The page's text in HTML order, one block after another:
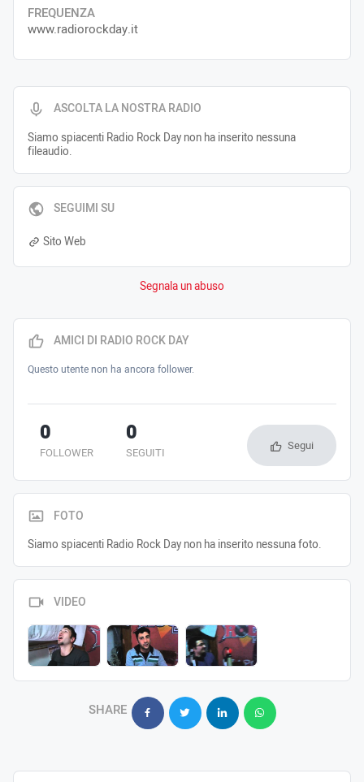
ASCOLTA LA NOSTRA RADIO
Siamo spiacenti Radio Rock Day non ha inserito nessuna
fileaudio.
SEGUIMI SU
Sito Web
Segnala un abuso
FREQUENZA
www.radiorockday.it
AMICI DI RADIO ROCK DAY
Questo utente non ha ancora follower.
FOLLOWER
0
SEGUITI
0 Segui
FOTO
Siamo spiacenti Radio Rock Day non ha inserito nessuna foto.
VIDEO
SHARE